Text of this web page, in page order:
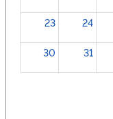
23 24
30 31